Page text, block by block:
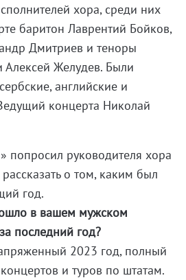
хора, среди них
баритон Лаврентий Бойков,
Дмитриев и теноры
Желудев. Были
английские и
концерта Николай
попросил руководителя хора
о том, каким был
год.
в вашем мужском
последний год?
2023 год, полный
и туров по штатам.